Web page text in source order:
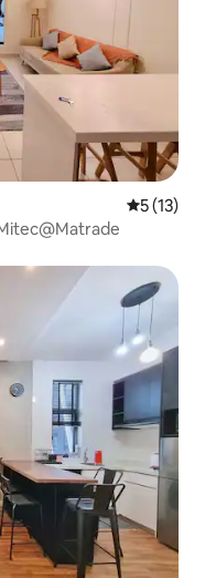
5 ರಲ್ಲಿ 5
5 (13)